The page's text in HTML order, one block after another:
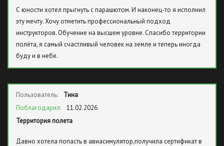
С юности хотел прыгнуть с парашютом. И наконец-то я исполнил
эту мечту. Хочу отметить профессиональный подход
инструкторов. Обучение на высшем уровне. Спасибо территории
полёта, я самый счастливый человек на земле и теперь иногда
буду и в небе.
Пользователь:
Тина
Поблагодарил:
11.02.2026
Территория полета
Давно хотела попасть в авиасимулятор,получила сертификат в